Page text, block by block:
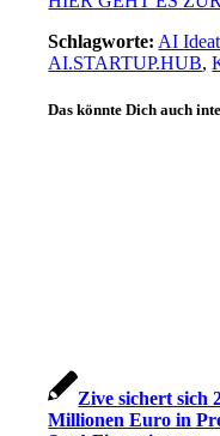
Schlagworte: AI
AI.STARTUP.HUB,
Das könnte Dich auch
Zive sichert sich
Millionen Euro in